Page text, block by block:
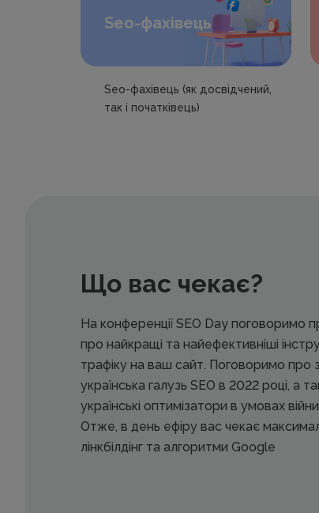
Seo-фахівець
Seo-фахівець (як досвідчений,
так і початківець)
Що вас чекає?
На конференції SEO Day поговоримо
про найкращі та найефективніші
трафіку на ваш сайт. Поговоримо про
українська галузь SEO в 2022 році, а
українські оптимізатори в умовах
Отже, в день ефіру вас чекає
лінкбілдінг та алгоритми Google